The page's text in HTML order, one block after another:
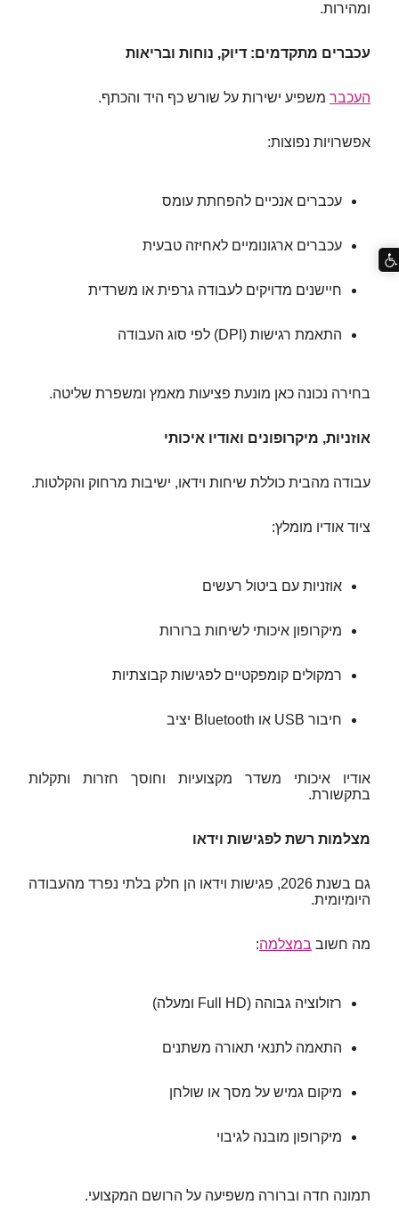
ומהירות.
עכברים מתקדמים: דיוק, נוחות ובריאות
העכבר משפיע ישירות על שורש כף היד והכתף.
אפשרויות נפוצות:
עכברים אנכיים להפחתת עומס
עכברים ארגונומיים לאחיזה טבעית
חיישנים מדויקים לעבודה גרפית או משרדית
התאמת רגישות (DPI) לפי סוג העבודה
בחירה נכונה כאן מונעת פציעות מאמץ ומשפרת שליטה.
אוזניות, מיקרופונים ואודיו איכותי
עבודה מהבית כוללת שיחות וידאו, ישיבות מרחוק והקלטות.
ציוד אודיו מומלץ:
אוזניות עם ביטול רעשים
מיקרופון איכותי לשיחות ברורות
רמקולים קומפקטיים לפגישות קבוצתיות
חיבור USB או Bluetooth יציב
אודיו איכותי משדר מקצועיות וחוסך חזרות ותקלות
בתקשורת.
מצלמות רשת לפגישות וידאו
גם בשנת 2026, פגישות וידאו הן חלק בלתי נפרד מהעבודה
היומיומית.
מה חשוב במצלמה:
רזולוציה גבוהה (Full HD ומעלה)
התאמה לתנאי תאורה משתנים
מיקום גמיש על מסך או שולחן
מיקרופון מובנה לגיבוי
תמונה חדה וברורה משפיעה על הרושם המקצועי.